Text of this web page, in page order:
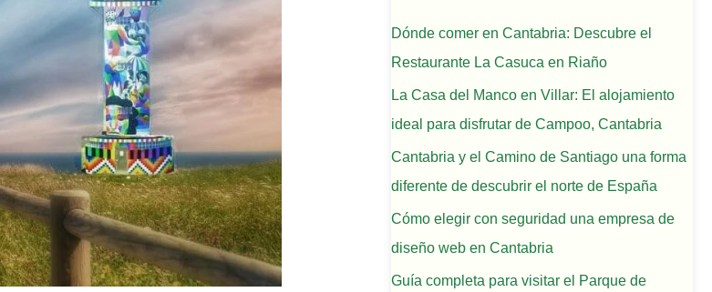
Dónde comer en Cantabria: Descubre el
Restaurante La Casuca en Riaño
La Casa del Manco en Villar: El alojamiento
ideal para disfrutar de Campoo, Cantabria
Cantabria y el Camino de Santiago una forma
diferente de descubrir el norte de España
Cómo elegir con seguridad una empresa de
diseño web en Cantabria
Guía completa para visitar el Parque de